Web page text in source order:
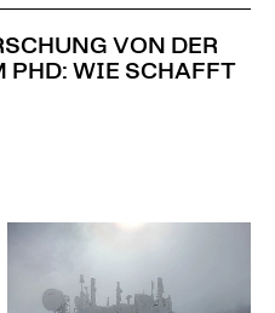
VON DER
PHD: WIE SCHAFFT